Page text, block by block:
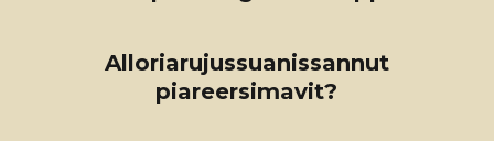
Alloriarujussuanissannut
piareersimavit?